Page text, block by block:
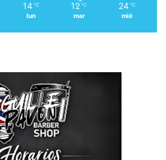
14 ℃
lun
12 ℃
mar
24 ℃
mié